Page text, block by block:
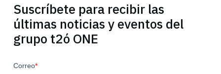
Suscríbete para recibir las
últimas noticias y eventos del
grupo t2ó ONE